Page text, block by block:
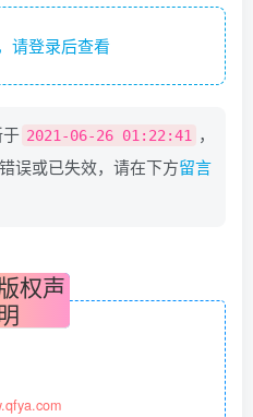
请登录后查看
2021-06-26 01:22:41 ，
误或已失效，请在下方留言
权声